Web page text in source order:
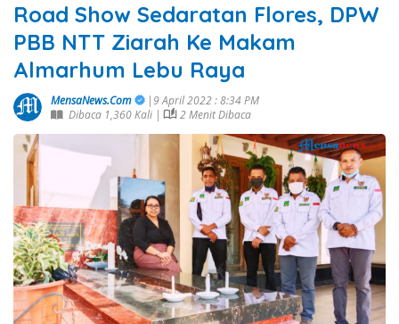
Road Show Sedaratan Flores, DPW
PBB NTT Ziarah Ke Makam
Almarhum Lebu Raya
MensaNews.Com
|9 April 2022 : 8:34 PM
Dibaca 1,360 Kali |
2 Menit Dibaca